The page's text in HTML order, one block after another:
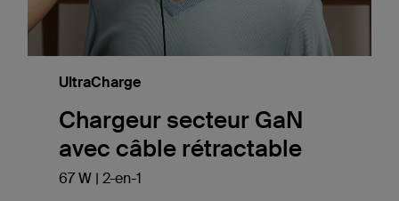
UltraCharge
Chargeur secteur GaN
avec câble rétractable
67 W | 2-en-1